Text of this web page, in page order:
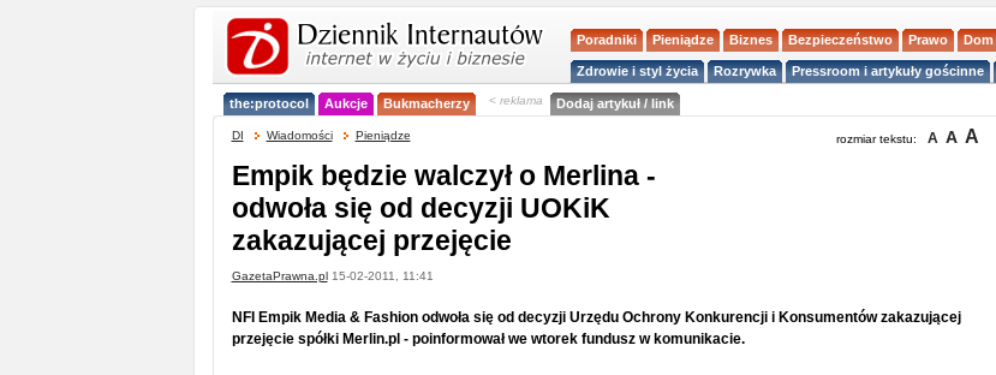
Poradniki Pieniądze Biznes Bezpieczeństwo Prawo Dom
Zdrowie i styl życia Rozrywka Pressroom i artykuły gościnne
the:protocol Aukcje Bukmacherzy < reklama Dodaj artykuł / link
DI Wiadomości Pieniądze rozmiar tekstu: A A A
Empik będzie walczył o Merlina -
odwoła się od decyzji UOKiK
zakazującej przejęcie
GazetaPrawna.pl15-02-2011, 11:41
NFI Empik Media & Fashion odwoła się od decyzji Urzędu Ochrony Konkurencji i Konsumentów zakazującej
przejęcie spółki Merlin.pl - poinformował we wtorek fundusz w komunikacie.